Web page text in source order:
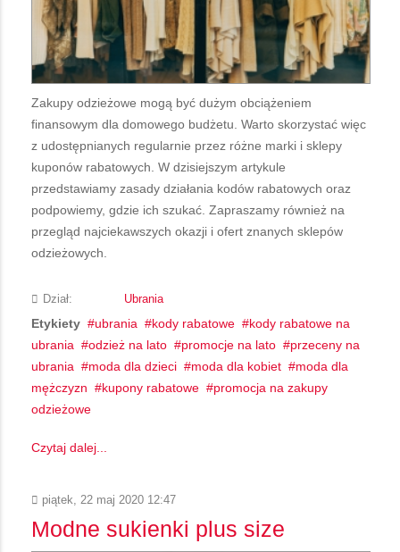
Zakupy odzieżowe mogą być dużym obciążeniem
finansowym dla domowego budżetu. Warto skorzystać więc
z udostępnianych regularnie przez różne marki i sklepy
kuponów rabatowych. W dzisiejszym artykule
przedstawiamy zasady działania kodów rabatowych oraz
podpowiemy, gdzie ich szukać. Zapraszamy również na
przegląd najciekawszych okazji i ofert znanych sklepów
odzieżowych.
Dział: Ubrania
Etykiety ubrania kody rabatowe
kody rabatowe na
ubrania
odzież na lato promocje na lato
przeceny na
ubrania
moda dla dzieci moda dla kobiet
moda dla
mężczyzn
kupony rabatowe
promocja na zakupy
odzieżowe
Czytaj dalej...
piątek, 22 maj 2020 12:47
Modne sukienki plus size